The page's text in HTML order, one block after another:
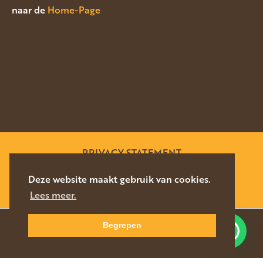
Deze website maakt gebruik van cookies.
Lees meer.
Begrepen
naar de Home-Page
PRIVACY STATEMENT
WEBSITE DOOR
DIRECT CONTACT
076-5878627
Waar kunnen we u mee helpen?